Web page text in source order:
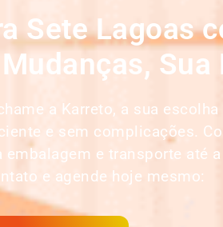
Sete Lagoas
a Karreto, a sua
e sem complicações.
embalagem e transporte até
e agende hoje mesmo: